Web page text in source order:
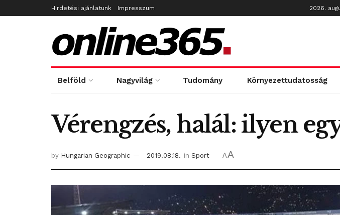
Hirdetési ajánlatunk Impresszum 2026.
Belföld Nagyvilág Tudomány Környezettudatosság
Vérengzés, halál: ilyen
by Hungarian Geographic 2019.08.18. in Sport AA